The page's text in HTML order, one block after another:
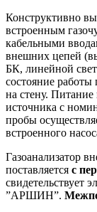
Конструктивно
встроенным
кабельными
внешних цепей
БК, линейной
состояние работы
на стену. Питание
источника с
пробы
встроенного
Газоанализатор
поставляется с
свидетельствует
”АРШИН”.